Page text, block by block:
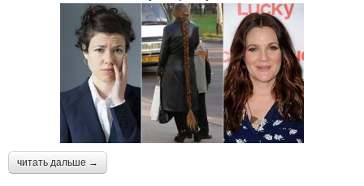
Кудри на короткие
волосы
Средние волосы
Объемная прическа
читать дальше →